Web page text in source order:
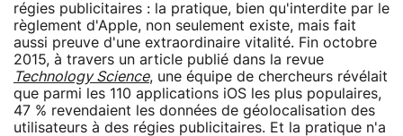
régies publicitaires : la pratique, bien qu'interdite par le
règlement d'Apple, non seulement existe, mais fait
aussi preuve d'une extraordinaire vitalité. Fin octobre
2015, à travers un article publié dans la revue
Technology Science, une équipe de chercheurs révélait
que parmi les 110 applications iOS les plus populaires,
47 % revendaient les données de géolocalisation des
utilisateurs à des régies publicitaires. Et la pratique n'a